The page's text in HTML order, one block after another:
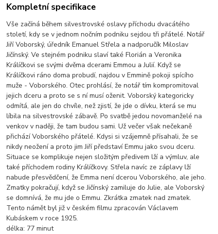
Kompletní specifikace
Vše začíná během silvestrovské oslavy příchodu dvacátého
století, kdy se v jednom nočním podniku sejdou tři přátelé. Notář
Jiří Voborský, úředník Emanuel Střela a nadporučík Miloslav
Jičínský. Ve stejném podniku slaví také Florián a Veronika
Králíčkovi se svými dvěma dcerami Emmou a Julií. Když se
Králíčkovi ráno doma probudí, najdou v Emmině pokoji spícího
muže - Voborského. Otec prohlásí, že notář tím kompromitoval
jejich dceru a proto se s ní musí oženit. Voborský kategoricky
odmítá, ale jen do chvíle, než zjistí, že jde o dívku, která se mu
líbila na silvestrovské zábavě. Po svatbě jedou novomanželé na
venkov v naději, že tam budou sami. Už večer však nečekaně
přichází Voborského přátelé. Kdysi si vzájemně přísahali, že se
nikdy neožení a proto jim Jiří představí Emmu jako svou dceru.
Situace se komplikuje nejen složitým předivem lží a výmluv, ale
také příchodem rodiny Králíčkovy. Střela navíc ze záplavy lží
nabude přesvědčení, že Emma není dcerou Voborského, ale jeho.
Zmatky pokračují, když se Jičínský zamiluje do Julie, ale Voborský
se domnívá, že mu jde o Emmu. Zkrátka zmatek nad zmatek.
Tento námět byl již v českém filmu zpracován Václavem
Kubáskem v roce 1925.
délka: 77 minut